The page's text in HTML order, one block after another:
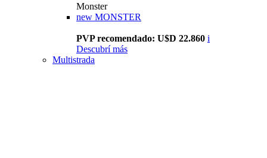
Monster
new MONSTER
PVP recomendado: U$D 22.860 i
Descubrí más
Multistrada